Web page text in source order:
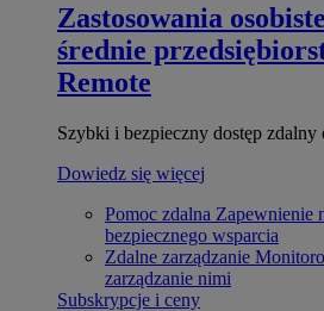
Zastosowania
średnie
Remote
Szybki i bezpieczny dostęp zdalny
Dowiedz się więcej
Pomoc zdalna Zapewnienie
bezpiecznego wsparcia
Zdalne zarządzanie
zarządzanie nimi
Subskrypcje i ceny